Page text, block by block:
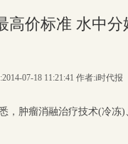
高价标准 水中分
07-18 11:21:41 作者:i时代报
肿瘤消融治疗技术(冷冻)